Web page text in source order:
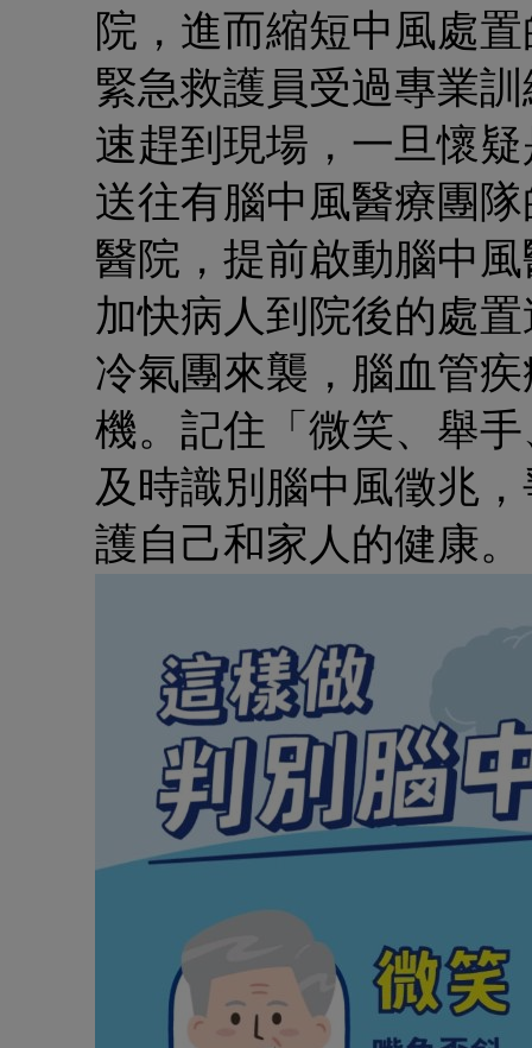
院，進而縮短中風處
緊急救護員受過專業
速趕到現場，一旦懷
送往有腦中風醫療團
醫院，提前啟動腦中
加快病人到院後的處
冷氣團來襲，腦血管
機。記住「微笑、舉
及時識別腦中風徵兆
護自己和家人的健康。